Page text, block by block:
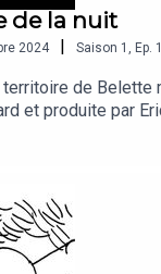
de la nuit
2024 | Saison 1 Ep. 1
territoire de
et produite par
Riant. Prise de
Lecointre,